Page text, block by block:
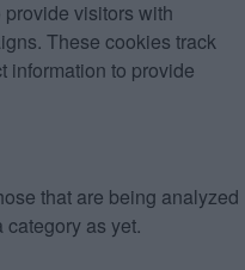
visitors with
These cookies track
information to provide
that are being analyzed
as yet.